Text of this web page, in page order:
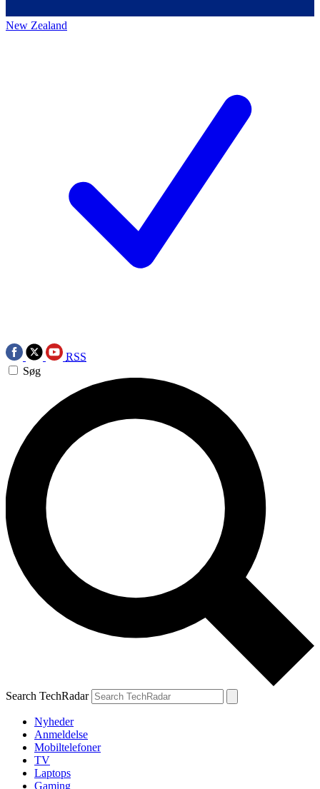
New Zealand
RSS
Søg
Search TechRadar
Nyheder
Anmeldelse
Mobiltelefoner
TV
Laptops
Gaming